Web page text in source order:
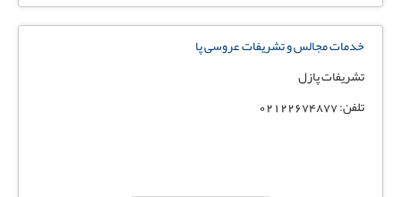
خدمات مجالس و تشریفات عروسی پا
تشریفات پازل
تلفن: 02122674877